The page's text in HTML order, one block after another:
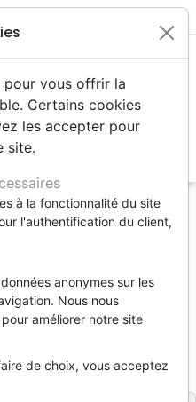
agendas
de table
pour vous offrir la
Certains cookies
les accepter pour
site.
à la fonctionnalité du site
l'authentification du client,
anonymes sur les
Nous nous
améliorer notre site
de choix, vous acceptez